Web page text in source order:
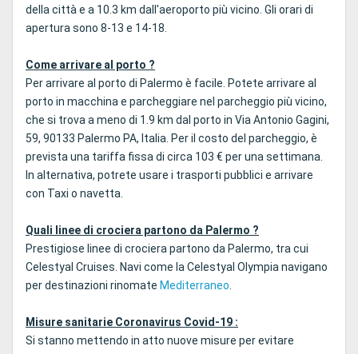
della città e a 10.3 km dall'aeroporto più vicino. Gli orari di
apertura sono 8-13 e 14-18.
Come arrivare al porto ?
Per arrivare al porto di Palermo è facile. Potete arrivare al
porto in macchina e parcheggiare nel parcheggio più vicino,
che si trova a meno di 1.9 km dal porto in Via Antonio Gagini,
59, 90133 Palermo PA, Italia. Per il costo del parcheggio, è
prevista una tariffa fissa di circa 103 € per una settimana.
In alternativa, potrete usare i trasporti pubblici e arrivare
con Taxi o navetta.
Quali linee di crociera partono da Palermo ?
Prestigiose linee di crociera partono da Palermo, tra cui
Celestyal Cruises. Navi come la Celestyal Olympia navigano
per destinazioni rinomate Mediterraneo.
Misure sanitarie Coronavirus Covid-19 :
Si stanno mettendo in atto nuove misure per evitare